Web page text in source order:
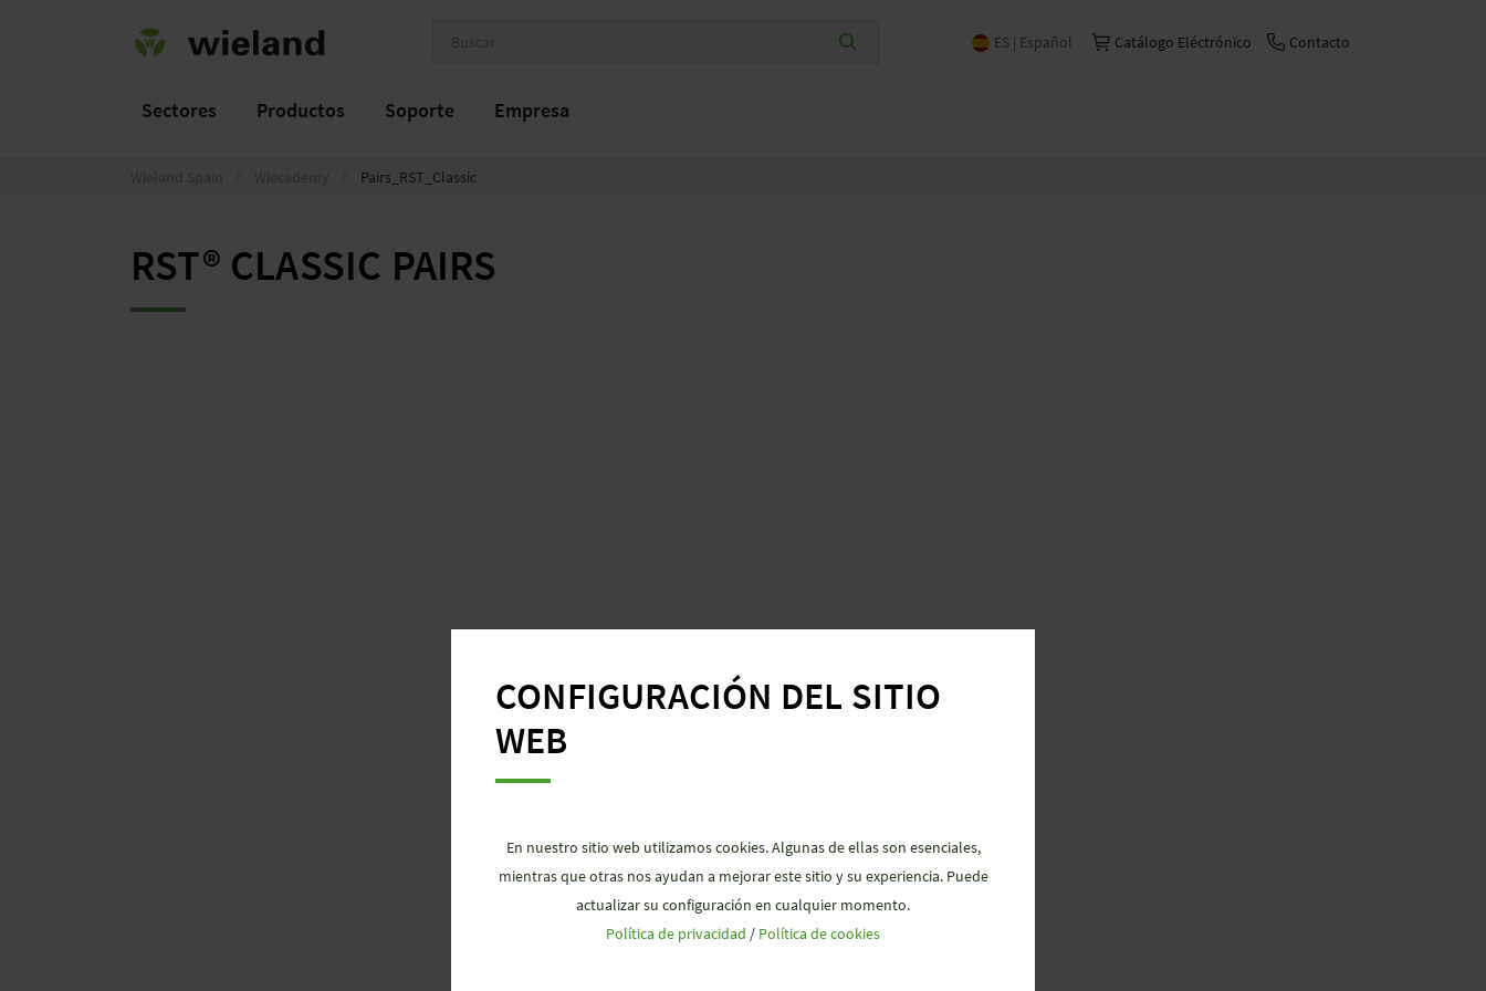
ES | Español Catálogo Eléctrónico Contacto
Sectores Productos Soporte Empresa
Pairs_RST_Classic
RST® CLASSIC PAIRS
CONFIGURACIÓN DEL SITIO
WEB
En nuestro sitio web utilizamos cookies. Algunas de ellas son esenciales,
mientras que otras nos ayudan a mejorar este sitio y su experiencia. Puede
actualizar su configuración en cualquier momento.
Política de privacidad / Política de cookies